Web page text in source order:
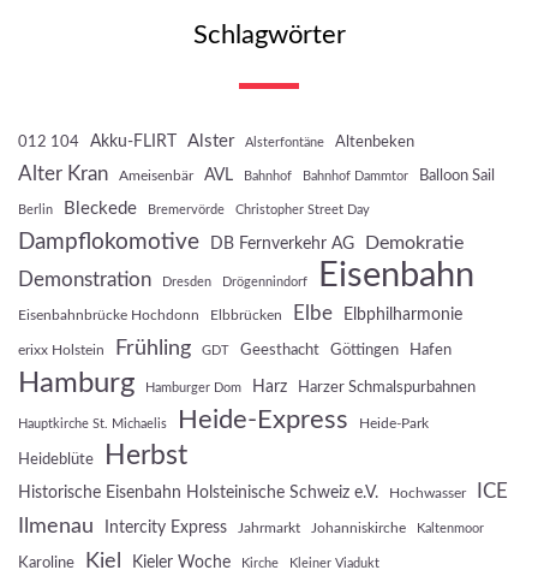
Schlagwörter
012 104 Akku-FLIRT Alster Alsterfontäne Altenbeken
Alter Kran Ameisenbär AVL Bahnhof Bahnhof Dammtor Balloon Sail
Berlin Bleckede Bremervörde Christopher Street Day
Dampflokomotive DB Fernverkehr AG Demokratie
Demonstration Dresden Drögennindorf Eisenbahn
Eisenbahnbrücke Hochdonn Elbbrücken Elbe Elbphilharmonie
erixx Holstein Frühling GDT Geesthacht Göttingen Hafen
Hamburg Hamburger Dom Harz Harzer Schmalspurbahnen
Hauptkirche St. Michaelis Heide-Express Heide-Park
Heideblüte Herbst
Historische Eisenbahn Holsteinische Schweiz e.V. Hochwasser ICE
Ilmenau Intercity Express Jahrmarkt Johanniskirche Kaltenmoor
Karoline Kiel Kieler Woche Kirche Kleiner Viadukt